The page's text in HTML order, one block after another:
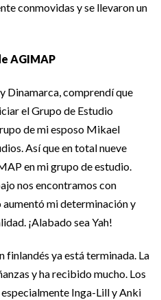
conmovidas y se llevaron un
AGIMAP
Dinamarca, comprendí que
el Grupo de Estudio
de mi esposo Mikael
Así que en total nueve
en mi grupo de estudio.
nos encontramos con
mi determinación y
¡Alabado sea Yah!
finlandés ya está terminada. La
y ha recibido mucho. Los
Inga-Lill y Anki